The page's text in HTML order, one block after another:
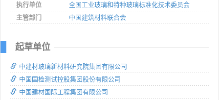
执行单位
全国工业玻璃和特种玻璃标准化技术委员会
主管部门
中国建筑材料联合会
起草单位
中建材玻璃新材料研究院集团有限公司
中国国检测试控股集团股份有限公司
中国建材国际工程集团有限公司